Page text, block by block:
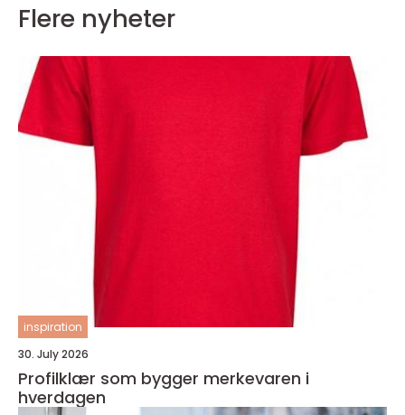
Flere nyheter
inspiration
30. July 2026
Profilklær som bygger merkevaren i
hverdagen